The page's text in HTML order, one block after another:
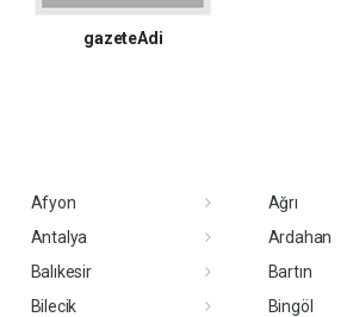
gazeteAdi
Afyon
Ağrı
Antalya
Ardahan
Balıkesir
Bartın
Bilecik
Bingöl